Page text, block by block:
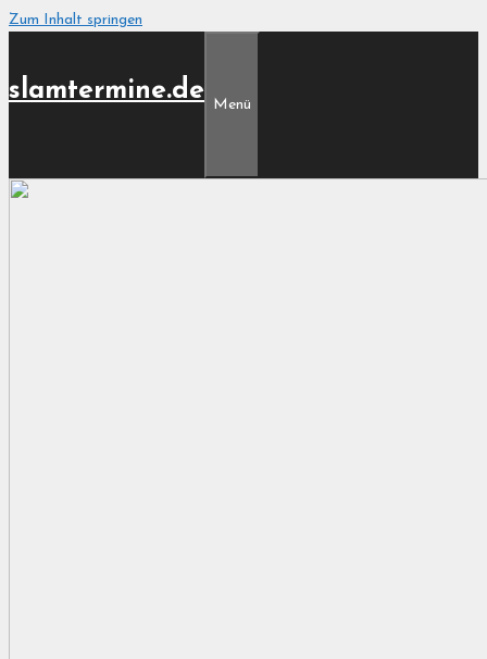
Zum Inhalt springen
slamtermine.de
Menü